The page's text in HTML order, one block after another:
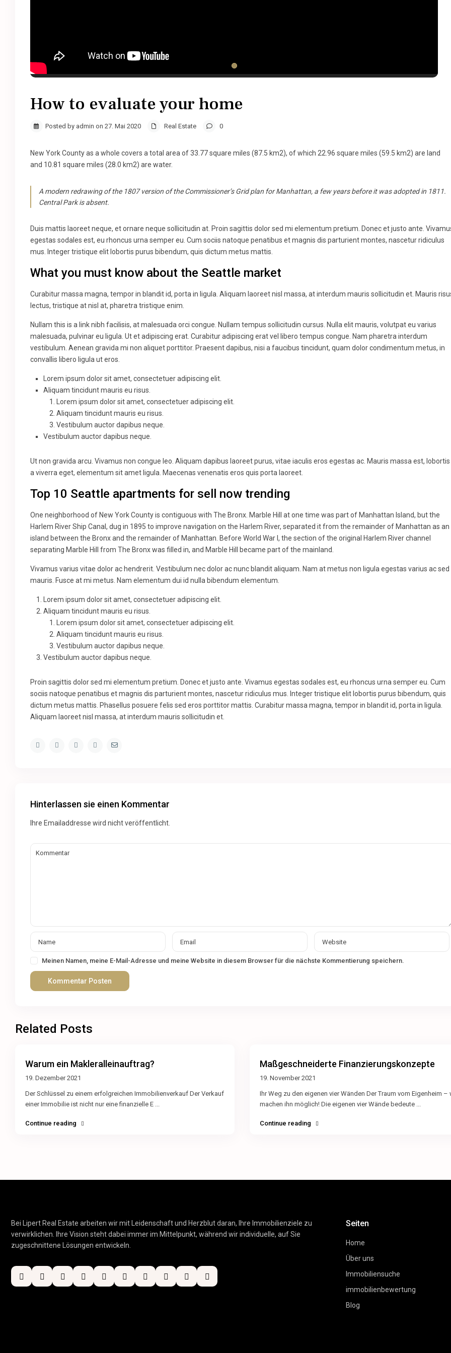
How to evaluate your home
Posted by admin on 27. Mai 2020 Real Estate 0
New York County as a whole covers a total area of 33.77 square miles (87.5 km2), of which 22.96 square miles (59.5 km2) are land
and 10.81 square miles (28.0 km2) are water.
A modern redrawing of the 1807 version of the Commissioner’s Grid plan for Manhattan, a few years before it was adopted in 1811.
Central Park is absent.
Duis mattis laoreet neque, et ornare neque sollicitudin at. Proin sagittis dolor sed mi elementum pretium. Donec et justo ante.
egestas sodales est, eu rhoncus urna semper eu. Cum sociis natoque penatibus et magnis dis parturient montes, nascetur ridiculus
mus. Integer tristique elit lobortis purus bibendum, quis dictum metus mattis.
What you must know about the Seattle market
Curabitur massa magna, tempor in blandit id, porta in ligula. Aliquam laoreet nisl massa, at interdum mauris sollicitudin et. Mauris
lectus, tristique at nisl at, pharetra tristique enim.
Nullam this is a link nibh facilisis, at malesuada orci congue. Nullam tempus sollicitudin cursus. Nulla elit mauris, volutpat eu varius
malesuada, pulvinar eu ligula. Ut et adipiscing erat. Curabitur adipiscing erat vel libero tempus congue. Nam pharetra interdum
vestibulum. Aenean gravida mi non aliquet porttitor. Praesent dapibus, nisi a faucibus tincidunt, quam dolor condimentum metus, in
convallis libero ligula ut eros.
Lorem ipsum dolor sit amet, consectetuer adipiscing elit.
Aliquam tincidunt mauris eu risus.
Lorem ipsum dolor sit amet, consectetuer adipiscing elit.
Aliquam tincidunt mauris eu risus.
Vestibulum auctor dapibus neque.
Vestibulum auctor dapibus neque.
Ut non gravida arcu. Vivamus non congue leo. Aliquam dapibus laoreet purus, vitae iaculis eros egestas ac. Mauris massa est, lobortis
a viverra eget, elementum sit amet ligula. Maecenas venenatis eros quis porta laoreet.
Top 10 Seattle apartments for sell now trending
One neighborhood of New York County is contiguous with The Bronx. Marble Hill at one time was part of Manhattan Island, but the
Harlem River Ship Canal, dug in 1895 to improve navigation on the Harlem River, separated it from the remainder of Manhattan as an
island between the Bronx and the remainder of Manhattan. Before World War I, the section of the original Harlem River channel
separating Marble Hill from The Bronx was filled in, and Marble Hill became part of the mainland.
Vivamus varius vitae dolor ac hendrerit. Vestibulum nec dolor ac nunc blandit aliquam. Nam at metus non ligula egestas varius ac sed
mauris. Fusce at mi metus. Nam elementum dui id nulla bibendum elementum.
Lorem ipsum dolor sit amet, consectetuer adipiscing elit.
Aliquam tincidunt mauris eu risus.
Lorem ipsum dolor sit amet, consectetuer adipiscing elit.
Aliquam tincidunt mauris eu risus.
Vestibulum auctor dapibus neque.
Vestibulum auctor dapibus neque.
Proin sagittis dolor sed mi elementum pretium. Donec et justo ante. Vivamus egestas sodales est, eu rhoncus urna semper eu. Cum
sociis natoque penatibus et magnis dis parturient montes, nascetur ridiculus mus. Integer tristique elit lobortis purus bibendum, quis
dictum metus mattis. Phasellus posuere felis sed eros porttitor mattis. Curabitur massa magna, tempor in blandit id, porta in ligula.
Aliquam laoreet nisl massa, at interdum mauris sollicitudin et.
Hinterlassen sie einen Kommentar
Ihre Emailaddresse wird nicht veröffentlicht.
Meinen Namen, meine E-Mail-Adresse und meine Website in diesem Browser für die nächste Kommentierung speichern.
Related Posts
Warum ein Makleralleinauftrag?
19. Dezember 2021
Der Schlüssel zu einem erfolgreichen Immobilienverkauf Der Verkauf
einer Immobilie ist nicht nur eine finanzielle E ...
Continue reading
Maßgeschneiderte Finanzierungskonzepte
19. November 2021
Ihr Weg zu den eigenen vier Wänden Der Traum vom Eigenheim –
machen ihn möglich! Die eigenen vier Wände bedeute ...
Continue reading
Bei Lipert Real Estate arbeiten wir mit Leidenschaft und Herzblut daran, Ihre Immobilienziele zu
verwirklichen. Ihre Vision steht dabei immer im Mittelpunkt, während wir individuelle, auf Sie
zugeschnittene Lösungen entwickeln.
Seiten
Home
Über uns
Immobiliensuche
immobilienbewertung
Blog